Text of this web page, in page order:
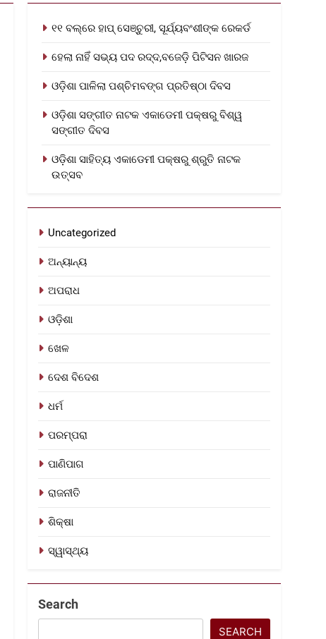
୧୧ ବଲ୍‌ରେ ହାପ୍ ସେଞ୍ଚୁରୀ, ସୂର୍ଯ୍ୟବଂଶୀଙ୍କ ରେକର୍ଡ
ହେଲା ନାହିଁ ସଭ୍ୟ ପଦ ରଦ୍ଦ,ବଜେଡ଼ି ପିଟିସନ ଖାରଜ
ଓଡ଼ିଶା ପାଳିଲା ପଶ୍ଚିମବଙ୍ଗ ପ୍ରତିଷ୍ଠା ଦିବସ
ଓଡ଼ିଶା ସଙ୍ଗୀତ ନାଟକ ଏକାଡେମୀ ପକ୍ଷରୁ ବିଶ୍ୱ
ସଙ୍ଗୀତ ଦିବସ
ଓଡ଼ିଶା ସାହିତ୍ୟ ଏକାଡେମୀ ପକ୍ଷରୁ ଶ୍ରୁତି ନାଟକ
ଉତ୍ସବ
Uncategorized
ଅନ୍ୟାନ୍ୟ
ଅପରାଧ
ଓଡ଼ିଶା
ଖେଳ
ଦେଶ ବିଦେଶ
ଧର୍ମ
ପରମ୍ପରା
ପାଣିପାଗ
ରାଜନୀତି
ଶିକ୍ଷା
ସ୍ୱାସ୍ଥ୍ୟ
Search
SEARCH